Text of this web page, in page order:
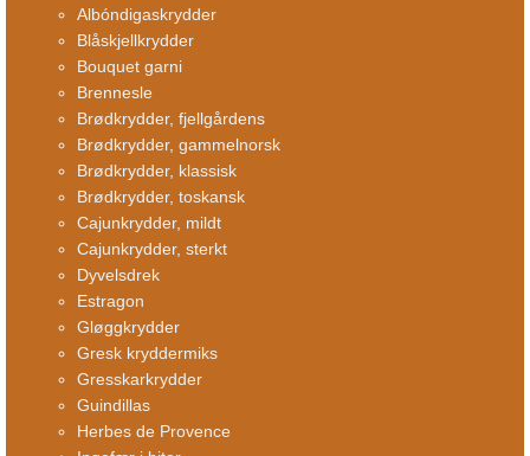
Albóndigaskrydder
Blåskjellkrydder
Bouquet garni
Brennesle
Brødkrydder, fjellgårdens
Brødkrydder, gammelnorsk
Brødkrydder, klassisk
Brødkrydder, toskansk
Cajunkrydder, mildt
Cajunkrydder, sterkt
Dyvelsdrek
Estragon
Gløggkrydder
Gresk kryddermiks
Gresskarkrydder
Guindillas
Herbes de Provence